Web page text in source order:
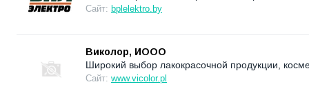
Сайт: bplelektro.by
Виколор, ИООО
Широкий выбор лакокрасочной продукции,
Сайт: www.vicolor.pl